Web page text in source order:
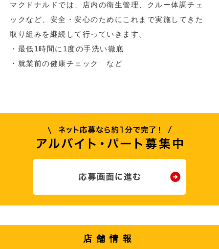
マクドナルドでは、店内の衛生管理、クルー体調チェ
ックなど、安全・安心のためにこれまで実施してきた
取り組みを継続して行っていきます。
・最低1時間に1度の手洗い徹底
・就業前の健康チェック など
店舗情報